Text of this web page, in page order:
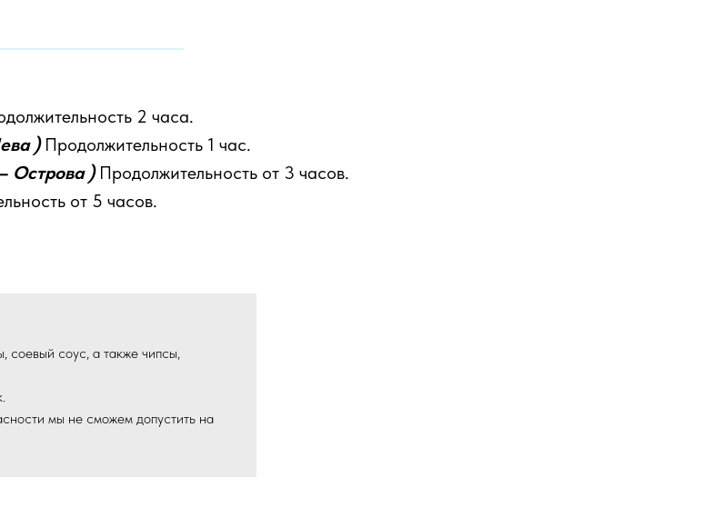
2 часа.
) Продолжительность 1 час.
Острова ) Продолжительность от 3 часов.
от 5 часов.
соевый соус, а также чипсы,
мы не сможем допустить на